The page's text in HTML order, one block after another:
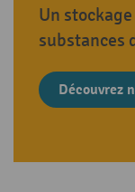
Un
substances
Découvrez